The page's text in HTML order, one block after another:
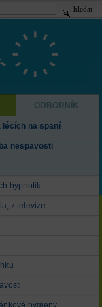
ODBORNÍK
lécích na spaní
nespavosti
hypnotik
z televize
hygieny
hledat